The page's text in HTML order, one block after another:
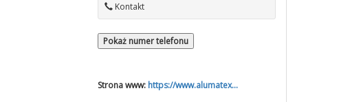
Kontakt
Pokaż numer telefonu
Strona www: https://www.alumatex...